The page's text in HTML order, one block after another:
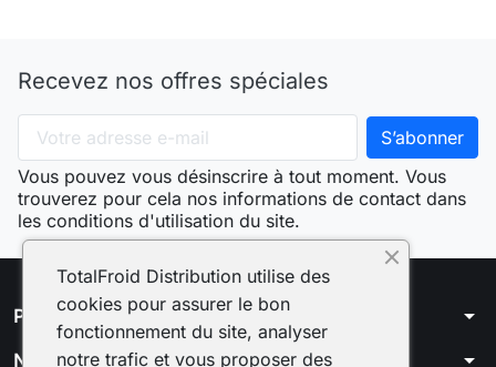
Recevez nos offres spéciales
Vous pouvez vous désinscrire à tout moment. Vous
trouverez pour cela nos informations de contact dans
les conditions d'utilisation du site.
Produits arrow_drop_down
Notre société arrow_drop_down
TotalFroid Distribution utilise des
cookies pour assurer le bon
fonctionnement du site, analyser
notre trafic et vous proposer des